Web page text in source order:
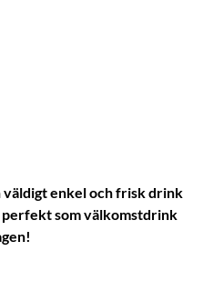
väldigt enkel och frisk drink
perfekt som välkomstdrink